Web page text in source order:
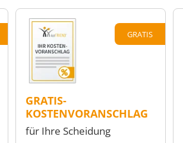
GRATIS
GRATIS-
KOSTENVORANSCHLAG
für Ihre Scheidung